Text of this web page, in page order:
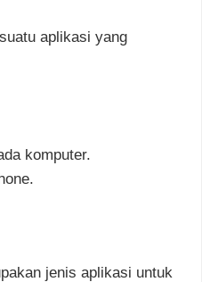
aplikasi yang
komputer.
jenis aplikasi untuk